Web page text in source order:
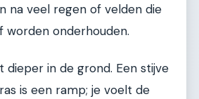
na veel regen of velden die
worden onderhouden.
dieper in de grond. Een stijve
is een ramp; je voelt de